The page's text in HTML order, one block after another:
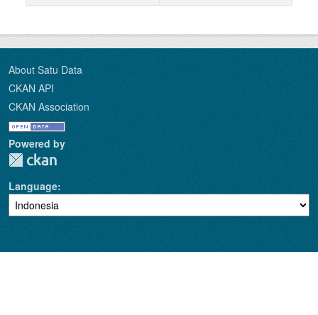
About Satu Data
CKAN API
CKAN Association
Powered by
Language